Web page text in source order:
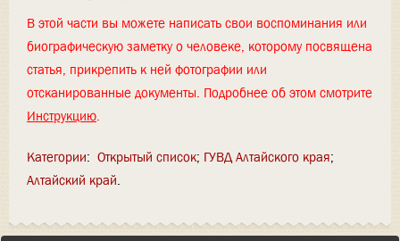
В этой части вы можете написать свои воспоминания или
биографическую заметку о человеке, которому посвящена
статья, прикрепить к ней фотографии или
отсканированные документы. Подробнее об этом смотрите
Инструкцию.
Категории: Открытый список ГУВД Алтайского края
Алтайский край